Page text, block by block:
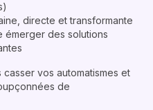
directe et transformante
émerger des solutions
casser vos automatismes et
de